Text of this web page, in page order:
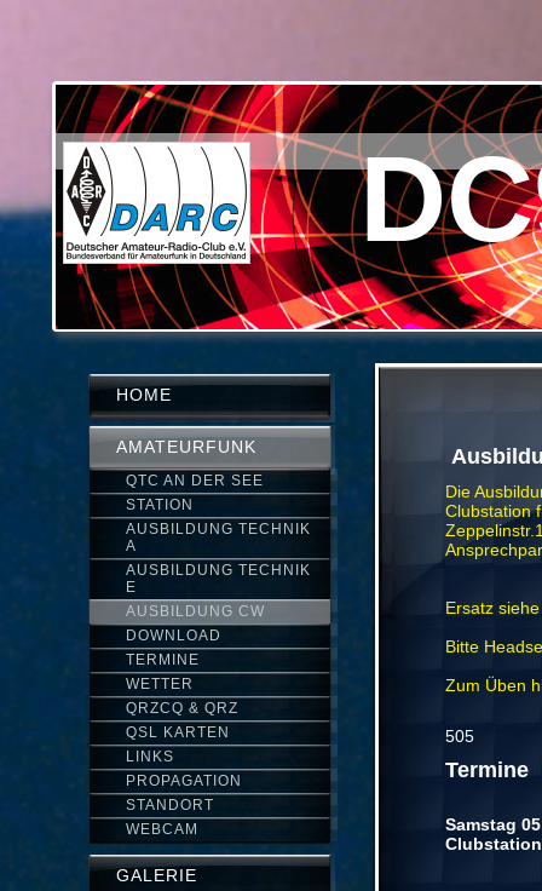
Die
Clubstation
Ersatz
Bitte
Zum Üben
505
Termine
Clubstation
HOME
AMATEURFUNK
QTC AN DER SEE
STATION
AUSBILDUNG TECHNIK
A
AUSBILDUNG TECHNIK
E
AUSBILDUNG CW
DOWNLOAD
TERMINE
WETTER
QRZCQ & QRZ
QSL KARTEN
LINKS
PROPAGATION
STANDORT
WEBCAM
GALERIE